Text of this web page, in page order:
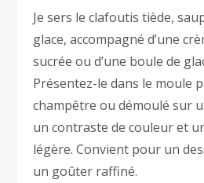
Je sers le clafoutis tiède,
glace, accompagné d’une
sucrée ou d’une boule de
Présentez-le dans le moule
champêtre ou démoulé sur
un contraste de couleur et
légère. Convient pour un
un goûter raffiné.